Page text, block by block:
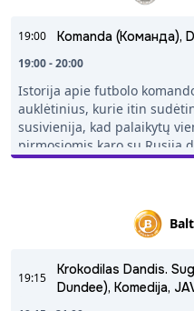
19:00 Komanda (Команда),
19:00 - 20:00
Istorija apie futbolo
auklėtinius, kurie itin
susivienija, kad palaikytų
pirmosiomis karo su Rusija
remiantis žmonių,
19:15
Krokodilas Dandis.
Dundee), Komedija,